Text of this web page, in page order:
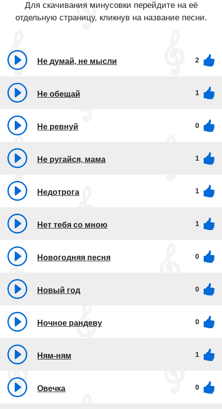
Для скачивания минусовки перейдите на её
отдельную страницу, кликнув на название песни.
Не думай, не мысли 2
Не обещай 1
Не ревнуй 0
Не ругайся, мама 1
Недотрога 1
Нет тебя со мною 1
Новогодняя песня 0
Новый год 0
Ночное рандеву 0
Ням-ням 1
Овечка 0